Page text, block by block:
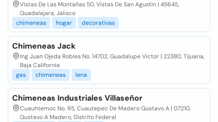
Vistas De Las Montañas 50, Vistas De San Agustin | 45645,
Guadalajara, Jalisco
chimeneas
hogar decorativas
Chimeneas Jack
Ing Juan Ojeda Robles No. 14702, Guadalupe Victor | 22380, Tijuana,
Baja California
gas
chimeneas lena
Chimeneas Industriales Villaseñor
Cuauhtemoc No. 95, Cuautepec De Madero Gustavo A | 07210,
Gustavo A Madero, Distrito Federal